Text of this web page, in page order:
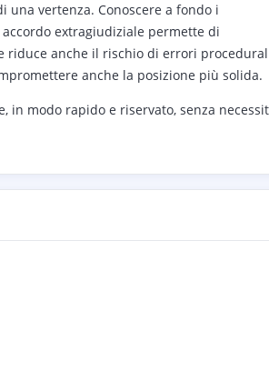
vertenza. Conoscere a fondo i
extragiudiziale permette di
riduce anche il rischio di errori
anche la posizione più solida.
in modo rapido e riservato, senza